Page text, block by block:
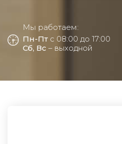
Мы работаем:
Пн-Пт с 08:00 до 17:00
Сб, Вс – выходной